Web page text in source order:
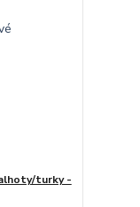
turky -